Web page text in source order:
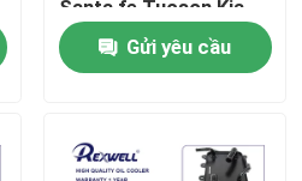
Santa fe Tucson Kia
Sorento
Gửi yêu cầu